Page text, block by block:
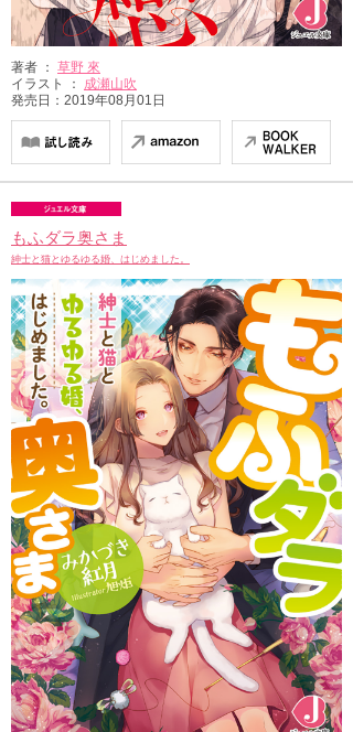
著者 ： 草野 來
イラスト ： 成瀬山吹
発売日：2019年08月01日
もふダラ奥さま
紳士と猫とゆるゆる婚、はじめました。